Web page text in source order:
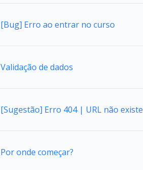
[Bug] Erro ao entrar no curso
Validação de dados
[Sugestão] Erro 404 | URL não
Por onde começar?